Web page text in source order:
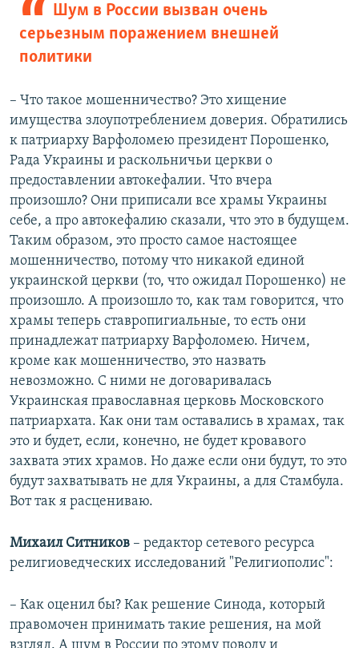
Шум в России вызван очень
серьезным поражением внешней
политики
– Что такое мошенничество? Это хищение
имущества злоупотреблением доверия. Обратились
к патриарху Варфоломею президент Порошенко,
Рада Украины и раскольничьи церкви о
предоставлении автокефалии. Что вчера
произошло? Они приписали все храмы Украины
себе, а про автокефалию сказали, что это в будущем.
Таким образом, это просто самое настоящее
мошенничество, потому что никакой единой
украинской церкви (то, что ожидал Порошенко) не
произошло. А произошло то, как там говорится, что
храмы теперь ставропигиальные, то есть они
принадлежат патриарху Варфоломею. Ничем,
кроме как мошенничество, это назвать
невозможно. С ними не договаривалась
Украинская православная церковь Московского
патриархата. Как они там оставались в храмах, так
это и будет, если, конечно, не будет кровавого
захвата этих храмов. Но даже если они будут, то это
будут захватывать не для Украины, а для Стамбула.
Вот так я расцениваю.
Михаил Ситников – редактор сетевого ресурса
религиоведческих исследований "Религиополис":
– Как оценил бы? Как решение Синода, который
правомочен принимать такие решения, на мой